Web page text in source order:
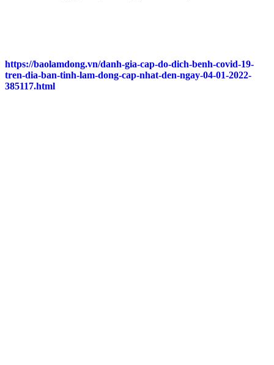
https://baolamdong.vn/danh-gia-cap-do-dich-benh-covid-19-
tren-dia-ban-tinh-lam-dong-cap-nhat-den-ngay-04-01-2022-
385117.html